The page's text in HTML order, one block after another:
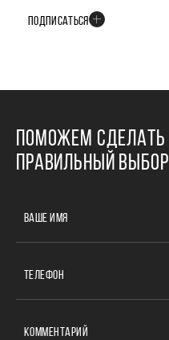
ПОДПИСАТЬСЯ
ПОМОЖЕМ СДЕЛАТЬ
ПРАВИЛЬНЫЙ ВЫБОР
ВАШЕ ИМЯ
ТЕЛЕФОН
КОММЕНТАРИЙ